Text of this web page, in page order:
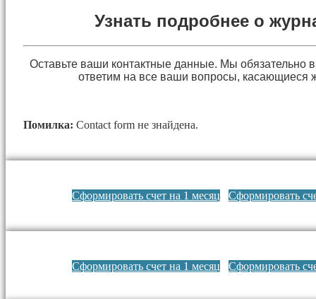
Узнать подробнее о
Оставьте ваши контактные данные. Мы обязательно
ответим на все ваши вопросы, касающиеся
Помилка: Contact form не знайдена.
Сформировать счет на 1 месяц Сформировать
Сформировать счет на 1 месяц Сформировать